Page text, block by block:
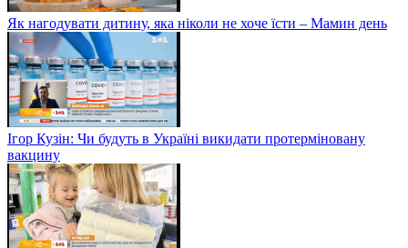
Як нагодувати дитину, яка ніколи не хоче їсти – Мамин день
Ігор Кузін: Чи будуть в Україні викидати протерміновану
вакцину